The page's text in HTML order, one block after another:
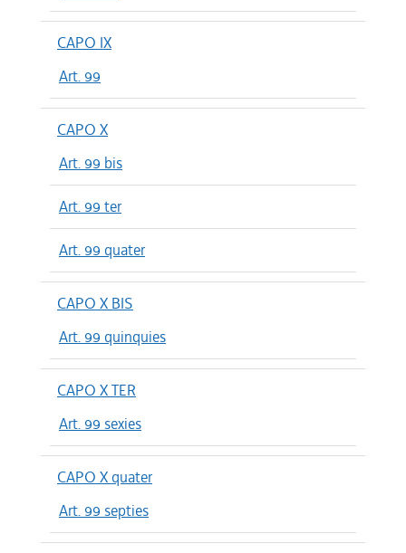
CAPO IX
Art. 99
CAPO X
Art. 99 bis
Art. 99 ter
Art. 99 quater
CAPO X BIS
Art. 99 quinquies
CAPO X TER
Art. 99 sexies
CAPO X quater
Art. 99 septies